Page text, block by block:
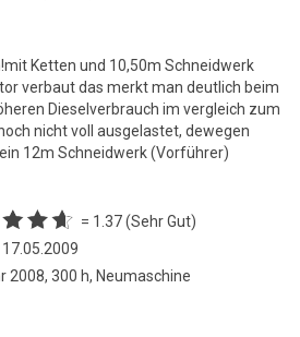
Ketten und 10,50m Schneidwerk
verbaut das merkt man deutlich beim
Dieselverbrauch im vergleich zum
nicht voll ausgelastet, dewegen
12m Schneidwerk (Vorführer)
= 1.37 (Sehr Gut)
17.05.2009
2008, 300 h, Neumaschine